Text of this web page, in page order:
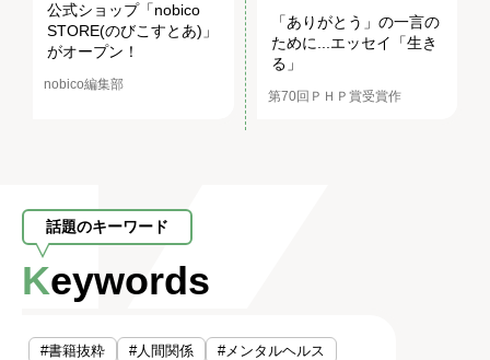
公式ショップ「nobico
STORE(のびこすとあ)」
がオープン！
nobico編集部
「ありがとう」の一言の
ために...エッセイ「生き
る」
第70回ＰＨＰ賞受賞作
話題のキーワード
Keywords
#書籍抜粋 #人間関係
#メンタルヘルス